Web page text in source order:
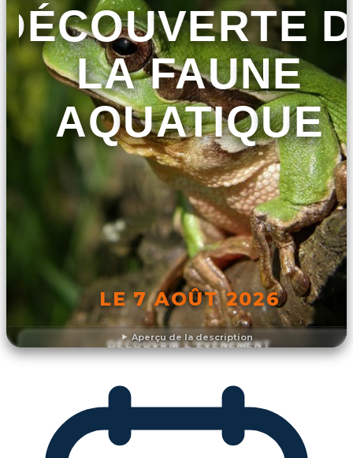
Aperçu de la description
LA FAUNE
AQUATIQUE
LE 7 AOÛT 2026
DÉCOUVRIR L'ÉVÉNEMENT